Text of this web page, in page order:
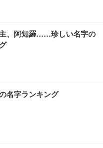
、阿知羅……珍しい名字の
名字ランキング